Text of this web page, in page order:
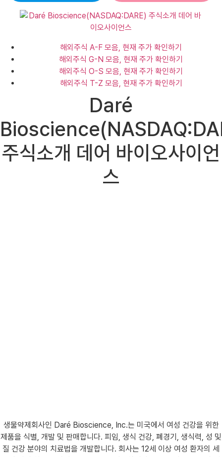
해외주식 A-F 모음, 현재 주가 확인하기
해외주식 G-N 모음, 현재 주가 확인하기
해외주식 O-S 모음, 현재 주가 확인하기
해외주식 T-Z 모음, 현재 주가 확인하기
Daré
주식소개 데어 바이오사이언
스
생물약제회사인 Daré Bioscience, Inc.는 미국에서 여성 건강을 위한
제품을 식별, 개발 및 판매합니다. 피임, 생식 건강, 폐경기, 생식력, 성 및
질 건강 분야의 치료법을 개발합니다. 회사는 12세 이상 여성 환자의 세